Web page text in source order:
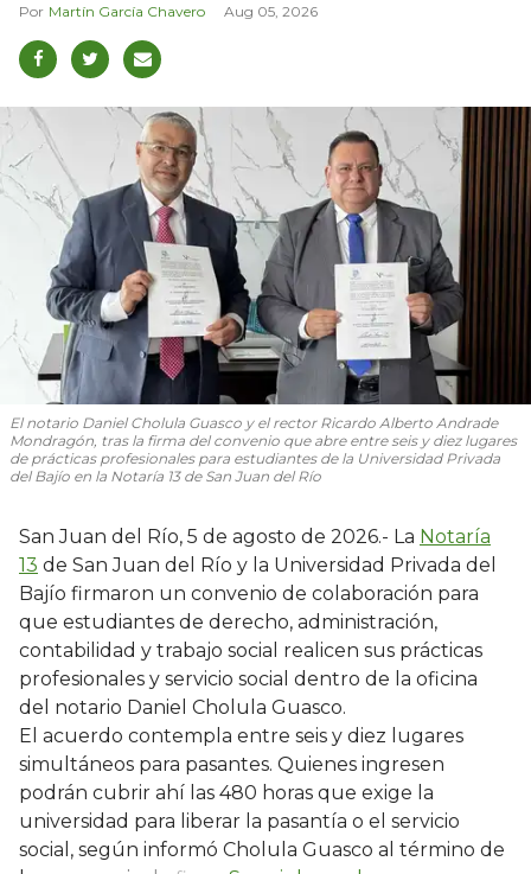
Martín García Chavero Aug 05, 2026
El notario Daniel Cholula Guasco y el rector Ricardo Alberto Andrade
Mondragón, tras la firma del convenio que abre entre seis y diez lugares
de prácticas profesionales para estudiantes de la Universidad Privada
del Bajío en la Notaría 13 de San Juan del Río
San Juan del Río, 5 de agosto de 2026.- La Notaría
13 de San Juan del Río y la Universidad Privada del
Bajío firmaron un convenio de colaboración para
que estudiantes de derecho, administración,
contabilidad y trabajo social realicen sus prácticas
profesionales y servicio social dentro de la oficina
del notario Daniel Cholula Guasco.
El acuerdo contempla entre seis y diez lugares
simultáneos para pasantes. Quienes ingresen
podrán cubrir ahí las 480 horas que exige la
universidad para liberar la pasantía o el servicio
social, según informó Cholula Guasco al término de